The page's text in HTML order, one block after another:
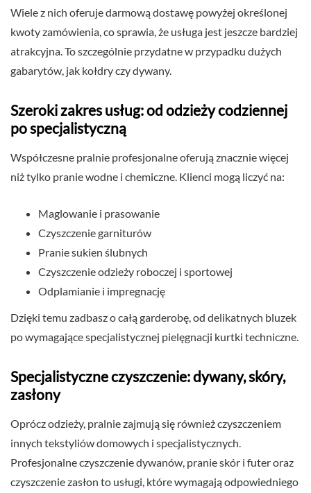
Wiele z nich oferuje darmową dostawę powyżej określonej
kwoty zamówienia, co sprawia, że usługa jest jeszcze bardziej
atrakcyjna. To szczególnie przydatne w przypadku dużych
gabarytów, jak kołdry czy dywany.
Szeroki zakres usług: od odzieży codziennej
po specjalistyczną
Współczesne pralnie profesjonalne oferują znacznie więcej
niż tylko pranie wodne i chemiczne. Klienci mogą liczyć na:
Maglowanie i prasowanie
Czyszczenie garniturów
Pranie sukien ślubnych
Czyszczenie odzieży roboczej i sportowej
Odplamianie i impregnację
Dzięki temu zadbasz o całą garderobę, od delikatnych bluzek
po wymagające specjalistycznej pielęgnacji kurtki techniczne.
Specjalistyczne czyszczenie: dywany, skóry,
zasłony
Oprócz odzieży, pralnie zajmują się również czyszczeniem
innych tekstyliów domowych i specjalistycznych.
Profesjonalne czyszczenie dywanów, pranie skór i futer oraz
czyszczenie zasłon to usługi, które wymagają odpowiedniego